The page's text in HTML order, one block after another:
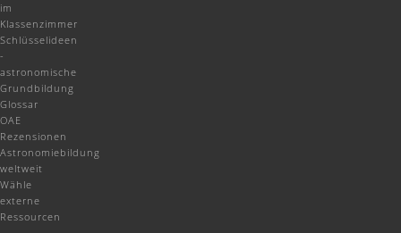
im
Klassenzimmer
Schlüsselideen
-
astronomische
Grundbildung
Glossar
OAE
Rezensionen
Astronomiebildung
weltweit
Wähle
externe
Ressourcen